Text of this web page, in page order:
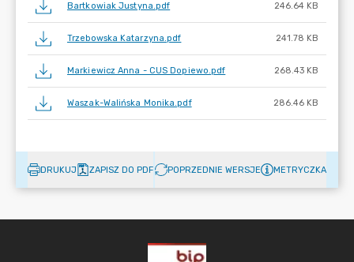
Bartkowiak Justyna.pdf 246.64 KB
Trzebowska Katarzyna.pdf 241.78 KB
Markiewicz Anna - CUS Dopiewo.pdf 268.43 KB
Waszak-Walińska Monika.pdf 286.46 KB
DRUKUJ ZAPISZ DO PDF POPRZEDNIE WERSJE METRYCZKA